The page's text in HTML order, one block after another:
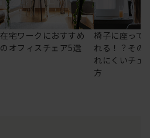
在宅ワークにおすすめ
のオフィスチェア5選
椅子に座って
れる！？その
れにくいチェ
方